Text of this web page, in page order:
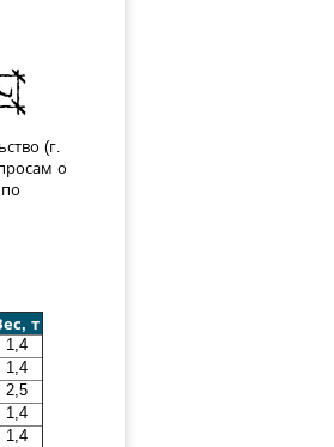
(г.
о
т
1,4
1,4
2,5
1,4
1,4